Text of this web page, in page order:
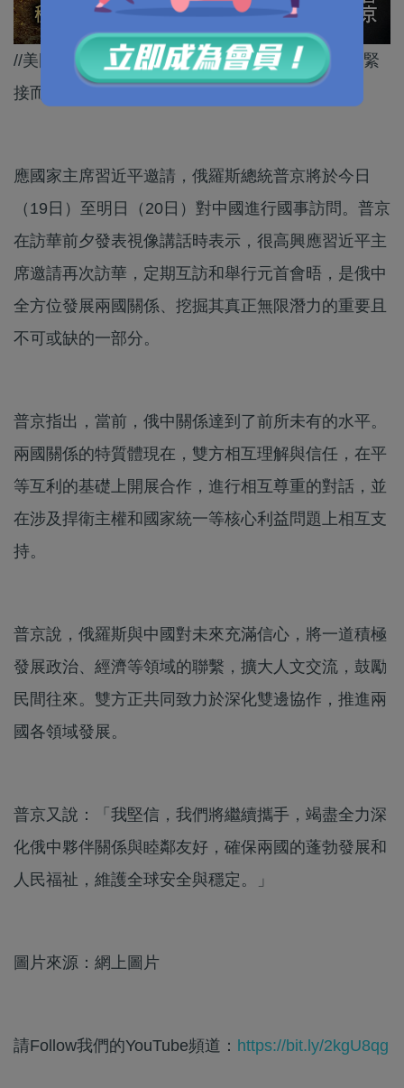
//美國總統特朗普剛結束訪華，俄羅斯總統普京就緊
接而來。//
應國家主席習近平邀請，俄羅斯總統普京將於今日
（19日）至明日（20日）對中國進行國事訪問。普京
在訪華前夕發表視像講話時表示，很高興應習近平主
席邀請再次訪華，定期互訪和舉行元首會晤，是俄中
全方位發展兩國關係、挖掘其真正無限潛力的重要且
不可或缺的一部分。
普京指出，當前，俄中關係達到了前所未有的水平。
兩國關係的特質體現在，雙方相互理解與信任，在平
等互利的基礎上開展合作，進行相互尊重的對話，並
在涉及捍衛主權和國家統一等核心利益問題上相互支
持。
普京說，俄羅斯與中國對未來充滿信心，將一道積極
發展政治、經濟等領域的聯繫，擴大人文交流，鼓勵
民間往來。雙方正共同致力於深化雙邊協作，推進兩
國各領域發展。
普京又說：「我堅信，我們將繼續攜手，竭盡全力深
化俄中夥伴關係與睦鄰友好，確保兩國的蓬勃發展和
人民福祉，維護全球安全與穩定。」
圖片來源：網上圖片
請Follow我們的YouTube頻道： https://bit.ly/2kgU8qg